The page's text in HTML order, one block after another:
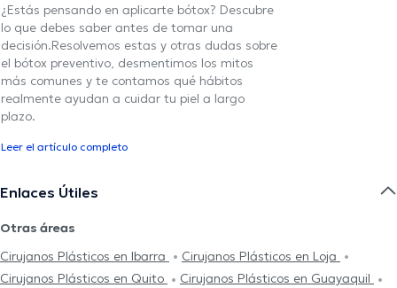
¿Estás pensando en aplicarte bótox? Descubre
lo que debes saber antes de tomar una
decisión.Resolvemos estas y otras dudas sobre
el bótox preventivo, desmentimos los mitos
más comunes y te contamos qué hábitos
realmente ayudan a cuidar tu piel a largo
plazo.
Leer el artículo completo
Enlaces Útiles
Otras áreas
Cirujanos Plásticos en Ibarra
Cirujanos Plásticos en Loja
Cirujanos Plásticos en Quito
Cirujanos Plásticos en Guayaquil